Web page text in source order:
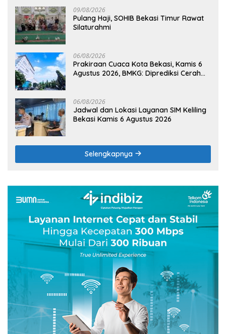
09/08/2026
Pulang Haji, SOHIB Bekasi Timur Rawat
Silaturahmi
06/08/2026
Prakiraan Cuaca Kota Bekasi, Kamis 6
Agustus 2026, BMKG: Diprediksi Cerah
06/08/2026
Jadwal dan Lokasi Layanan SIM Keliling
Bekasi Kamis 6 Agustus 2026
Selengkapnya